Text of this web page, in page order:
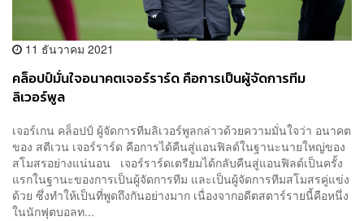
11 ธันวาคม 2021
คล็อปป์มั่นใจอนาคตเจอร์ราร์ด คือการเป็นผู้จัดการทีม
ลิเวอร์พูล
เจอร์เกน คล็อปป์ ผู้จัดการทีมลิเวอร์พูลกล่าวด้วยความมั่นใจว่า อนาคต
ของ สตีเวน เจอร์ราร์ด คือการได้คืนสู่แอนฟิลด์ในฐานะนายใหญ่ของ
สโมสรอย่างแน่นอน เจอร์ราร์ดเตรียมได้กลับคืนสู่แอนฟิลด์เป็นครั้ง
แรกในฐานะของการเป็นผู้จัดการทีม และเป็นผู้จัดการทีมสโมสรคู่แข่ง
ด้วย ซึ่งทำให้เป็นที่พูดถึงกันอย่างมาก เนื่องจากอดีตสตาร์รายนี้คือหนึ่ง
ในนักฟุตบอลท...